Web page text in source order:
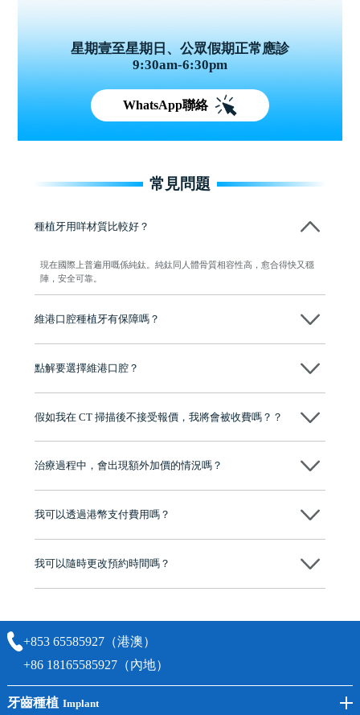
星期壹至星期日、公眾假期正常應診
9:30am-6:30pm
WhatsApp聯絡
常見問題
種植牙用咩材質比較好？
現在國際上普遍用嘅係純鈦。純鈦同人體骨質相容性高，愈合得快又穩
陣，安全可靠。
維港口腔種植牙有保障嗎？
保養指導同維護服務，確保種完之後穩定、耐用又安心。
點解要選擇維港口腔？
牌」、「2025香港企業領袖品牌」，是諾貝爾種植系統全球放心植牙中
至今已服務超過三十個國家和地區的顧客，受到粵港澳大灣區及周邊城
市市民極高的口碑評價及信任推薦 珠海、深圳設有八大分院，香港亦設
有咨詢及服務保障中心，有任何問題都可以隨時預約免費咨詢，讓人十
假如我在 CT 掃描後不接受報價，我將會被收費嗎？？
不會！只要未開始實際服務之前，你不會被收取任何費用。
治療過程中，會出現額外加價的情況嗎？
我可以透過港幣支付費用嗎？
我可以隨時更改預約時間嗎？
+853 65585927（港澳）
+86 18165585927（內地）
牙齒種植 Implant